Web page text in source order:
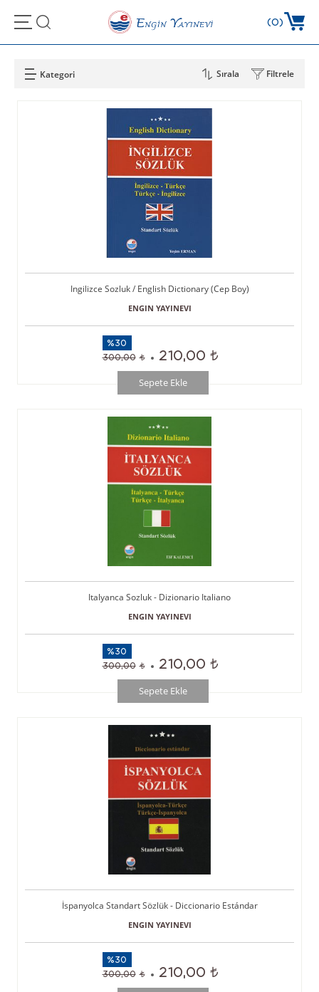
0
Sırala Filtrele
Sepete Ekle
Ingilizce Sozluk / English Dictionary (Cep Boy)
ENGIN YAYINEVI
%30
300,00
210,00
Sepete Ekle
Italyanca Sozluk - Dizionario Italiano
ENGIN YAYINEVI
%30
300,00
210,00
İspanyolca Standart Sözlük - Diccionario Estándar
ENGIN YAYINEVI
%30
300,00
210,00